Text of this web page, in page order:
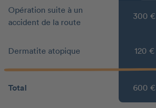
Opération suite à un
accident de la route
300 €
Dermatite atopique 120 €
Total 600 €